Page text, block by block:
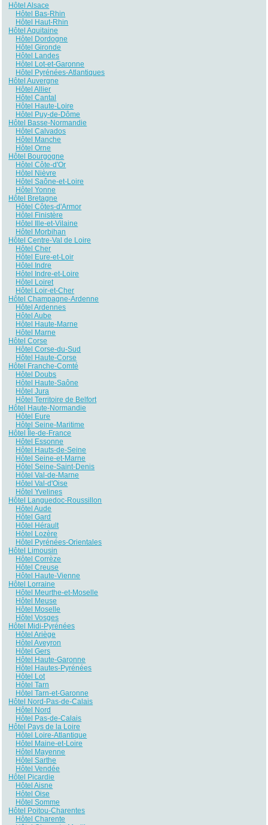
Hôtel Alsace
Hôtel Bas-Rhin
Hôtel Haut-Rhin
Hôtel Aquitaine
Hôtel Dordogne
Hôtel Gironde
Hôtel Landes
Hôtel Lot-et-Garonne
Hôtel Pyrénées-Atlantiques
Hôtel Auvergne
Hôtel Allier
Hôtel Cantal
Hôtel Haute-Loire
Hôtel Puy-de-Dôme
Hôtel Basse-Normandie
Hôtel Calvados
Hôtel Manche
Hôtel Orne
Hôtel Bourgogne
Hôtel Côte-d'Or
Hôtel Nièvre
Hôtel Saône-et-Loire
Hôtel Yonne
Hôtel Bretagne
Hôtel Côtes-d'Armor
Hôtel Finistère
Hôtel Ille-et-Vilaine
Hôtel Morbihan
Hôtel Centre-Val de Loire
Hôtel Cher
Hôtel Eure-et-Loir
Hôtel Indre
Hôtel Indre-et-Loire
Hôtel Loiret
Hôtel Loir-et-Cher
Hôtel Champagne-Ardenne
Hôtel Ardennes
Hôtel Aube
Hôtel Haute-Marne
Hôtel Marne
Hôtel Corse
Hôtel Corse-du-Sud
Hôtel Haute-Corse
Hôtel Franche-Comté
Hôtel Doubs
Hôtel Haute-Saône
Hôtel Jura
Hôtel Territoire de Belfort
Hôtel Haute-Normandie
Hôtel Eure
Hôtel Seine-Maritime
Hôtel Île-de-France
Hôtel Essonne
Hôtel Hauts-de-Seine
Hôtel Seine-et-Marne
Hôtel Seine-Saint-Denis
Hôtel Val-de-Marne
Hôtel Val-d'Oise
Hôtel Yvelines
Hôtel Languedoc-Roussillon
Hôtel Aude
Hôtel Gard
Hôtel Hérault
Hôtel Lozère
Hôtel Pyrénées-Orientales
Hôtel Limousin
Hôtel Corrèze
Hôtel Creuse
Hôtel Haute-Vienne
Hôtel Lorraine
Hôtel Meurthe-et-Moselle
Hôtel Meuse
Hôtel Moselle
Hôtel Vosges
Hôtel Midi-Pyrénées
Hôtel Ariège
Hôtel Aveyron
Hôtel Gers
Hôtel Haute-Garonne
Hôtel Hautes-Pyrénées
Hôtel Lot
Hôtel Tarn
Hôtel Tarn-et-Garonne
Hôtel Nord-Pas-de-Calais
Hôtel Nord
Hôtel Pas-de-Calais
Hôtel Pays de la Loire
Hôtel Loire-Atlantique
Hôtel Maine-et-Loire
Hôtel Mayenne
Hôtel Sarthe
Hôtel Vendée
Hôtel Picardie
Hôtel Aisne
Hôtel Oise
Hôtel Somme
Hôtel Poitou-Charentes
Hôtel Charente